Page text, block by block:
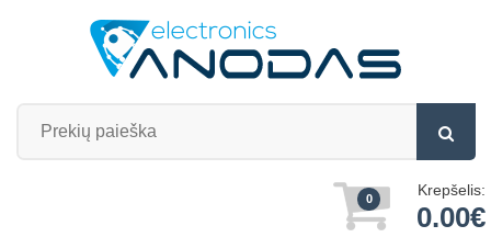
0 Krepšelis:
0.00€